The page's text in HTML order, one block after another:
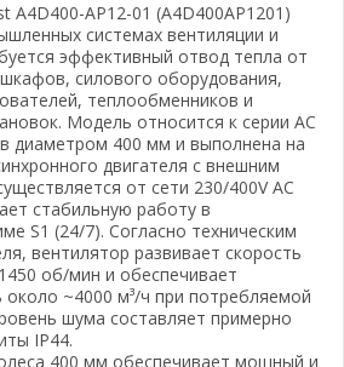
A4D400-AP12-01 (A4D400AP1201)
системах вентиляции и
эффективный отвод тепла от
силового оборудования,
теплообменников и
Модель относится к серии AC
диаметром 400 мм и выполнена на
двигателя с внешним
от сети 230/400V AC
стабильную работу в
S1 (24/7). Согласно техническим
вентилятор развивает скорость
об/мин и обеспечивает
около ~4000 м³/ч при потребляемой
шума составляет примерно
IP44.
400 мм обеспечивает мощный и